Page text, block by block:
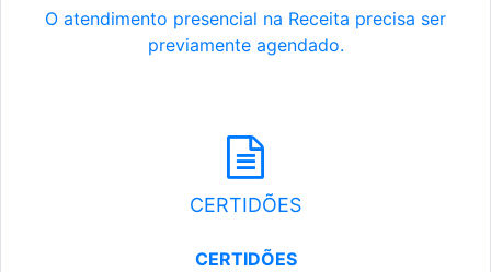
O atendimento presencial na Receita precisa ser
previamente agendado.
CERTIDÕES
CERTIDÕES